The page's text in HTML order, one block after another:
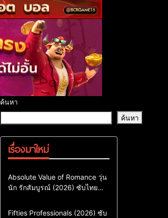
ค้นหา
ค้นหา
เรื่องมาใหม่
Comedy Drama
ซีรี่ย์เกาหลี
ซีรี่ย์เกาหลีซับไทย
Absolute Value of Romance วุ่น
นัก รักสัมบูรณ์ (2026) ซับไทย
Action & Adventure
Comedy
Fifties Professionals (2026) ซับ